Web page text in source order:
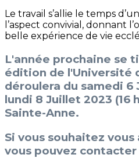
Le travail s’allie le temps
l’aspect convivial, donnant
belle expérience de vie
L'année prochaine se
édition de l'Université
déroulera du samedi 6
lundi 8 Juillet 2023 (16
Sainte-Anne.
Si vous souhaitez
vous pouvez contacter